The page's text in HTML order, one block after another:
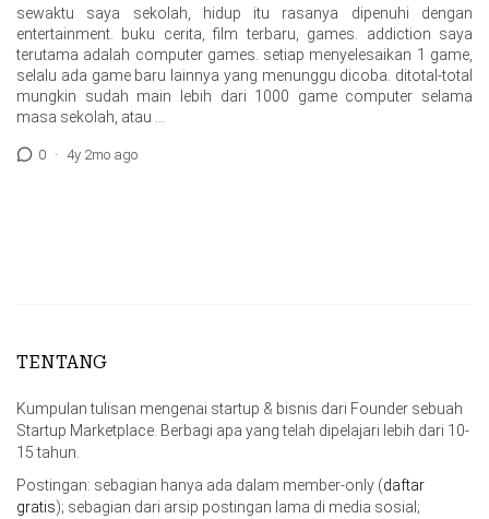
sewaktu saya sekolah, hidup itu rasanya dipenuhi dengan
entertainment. buku cerita, film terbaru, games. addiction saya
terutama adalah computer games. setiap menyelesaikan 1 game,
selalu ada game baru lainnya yang menunggu dicoba. ditotal-total
mungkin sudah main lebih dari 1000 game computer selama
masa sekolah, atau …
0 · 4y 2mo ago
TENTANG
Kumpulan tulisan mengenai startup & bisnis dari Founder sebuah
Startup Marketplace. Berbagi apa yang telah dipelajari lebih dari 10-
15 tahun.
Postingan: sebagian hanya ada dalam member-only (daftar
gratis); sebagian dari arsip postingan lama di media sosial;